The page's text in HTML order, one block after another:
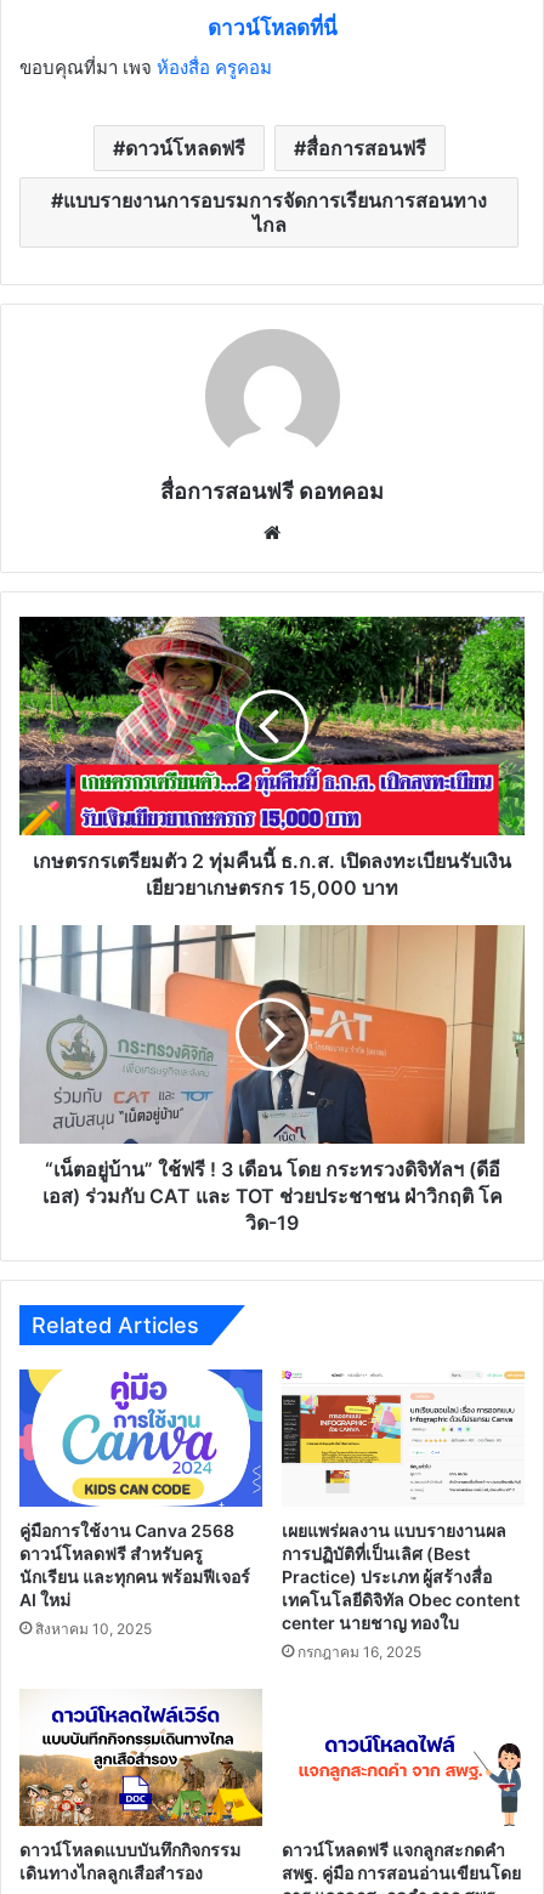
ดาวน์โหลดที่นี่
ขอบคุณที่มา เพจ ห้องสื่อ ครูคอม
ดาวน์โหลดฟรี สื่อการสอนฟรี
แบบรายงานการอบรมการจัดการเรียนการสอนทาง
ไกล
สื่อการสอนฟรี ดอทคอม
เกษตรกร
เตรียม
ตัว
2
ทุ่ม
คืน
นี้
ธ.ก.ส.
เปิด
ลง
เยียวยา
เกษตรกร
บาท
เกษตรกรเตรียมตัว 2 ทุ่มคืนนี้ ธ.ก.ส. เปิดลงทะเบียนรับเงิน
เยียวยาเกษตรกร 15,000 บาท
อยู่
บ้าน”
โดย
(ดี
เอส)
ร่วม
กับ
CAT
และ
TOT
ช่วย
ประชาชน
ฝ่า
วิกฤติ
โค
วิด-19
“เน็ตอยู่บ้าน” ใช้ฟรี ! 3 เดือน โดย กระทรวงดิจิทัลฯ (ดีอี
เอส) ร่วมกับ CAT และ TOT ช่วยประชาชน ฝ่าวิกฤติ โค
วิด-19
Related Articles
คู่มือการใช้งาน Canva 2568
ดาวน์โหลดฟรี สำหรับครู
นักเรียน และทุกคน พร้อมฟีเจอร์
AI ใหม่
สิงหาคม 10, 2025
เผยแพร่ผลงาน แบบรายงานผล
การปฏิบัติที่เป็นเลิศ (Best
Practice) ประเภท ผู้สร้างสื่อ
เทคโนโลยีดิจิทัล Obec content
center นายชาญ ทองใบ
กรกฎาคม 16, 2025
ดาวน์โหลดแบบบันทึกกิจกรรม
เดินทางไกลลูกเสือสำรอง
ดาวน์โหลดฟรี แจกลูกสะกดคำ
สพฐ. คู่มือ การสอนอ่านเขียนโดย